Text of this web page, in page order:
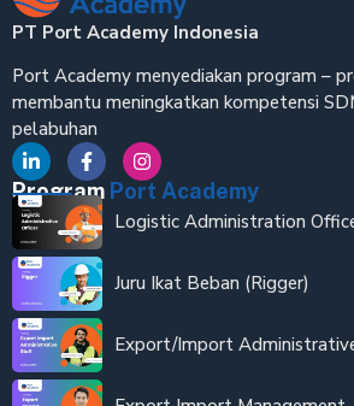
PT Port Academy Indonesia
Port Academy menyediakan program –
membantu meningkatkan kompetensi
pelabuhan
Program Port Academy
Logistic Administration
Juru Ikat Beban (Rigger)
Export/Import